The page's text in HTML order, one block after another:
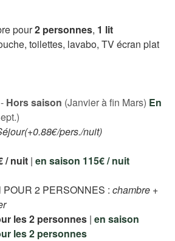
pour2 personnes, 1 lit
toilettes, lavabo, TV écran plat
- Hors saison (Janvier à fin Mars) En
pers./nuit)
/ nuit | en saison 115€ / nuit
2 PERSONNES : chambre +
les 2 personnes | en saison
les 2 personnes